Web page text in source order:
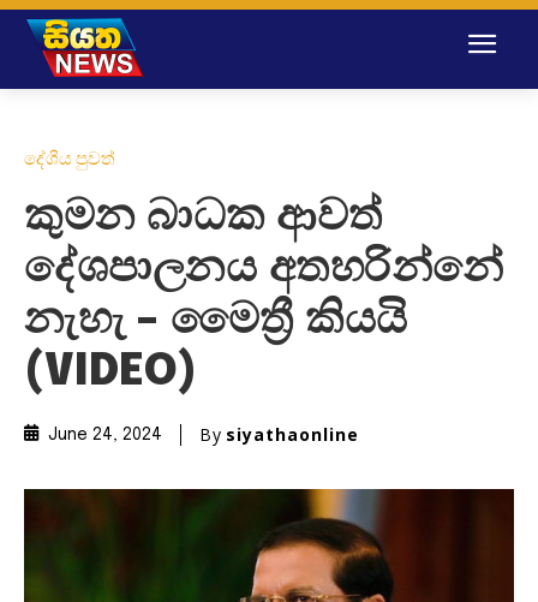
දේශීය පුවත්
කුමන බාධක ආවත්
දේශපාලනය අතහරින්නේ
නැහැ – මෛත්‍රී කියයි
(VIDEO)
June 24, 2024 By siyathaonline